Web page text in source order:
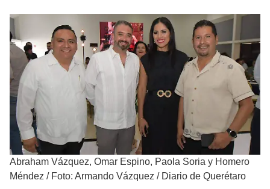
Abraham Vázquez, Omar Espino, Paola Soria y Homero
Méndez / Foto: Armando Vázquez / Diario de Querétaro